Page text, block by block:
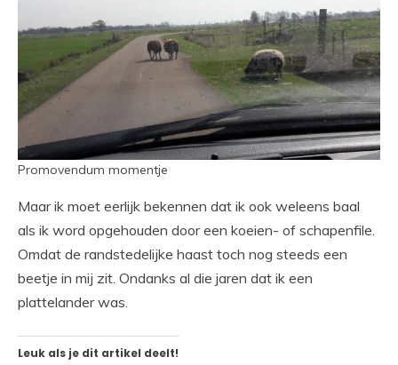
Promovendum momentje
Maar ik moet eerlijk bekennen dat ik ook weleens baal
als ik word opgehouden door een koeien- of schapenfile.
Omdat de randstedelijke haast toch nog steeds een
beetje in mij zit. Ondanks al die jaren dat ik een
plattelander was.
Leuk als je dit artikel deelt!